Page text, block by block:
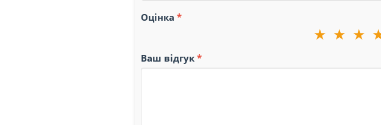
Оцінка
★
★
★
Ваш відгук